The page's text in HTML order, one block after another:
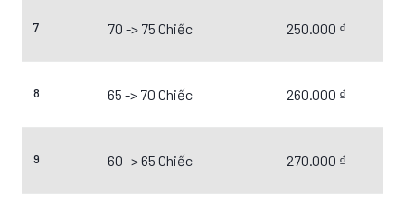
7 70 -> 75 Chiếc 250.000 ₫
8 65 -> 70 Chiếc 260.000 ₫
9 60 -> 65 Chiếc 270.000 ₫